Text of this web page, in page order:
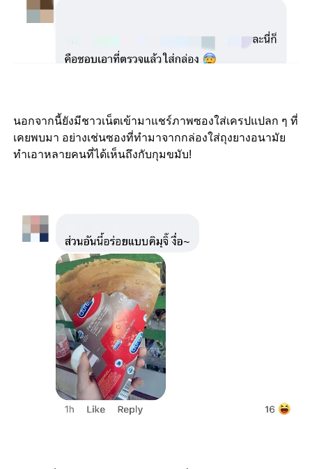
นอกจากนี้ยังมีชาวเน็ตเข้ามาแชร์ภาพซองใส่เครปแปลก ๆ ที่
เคยพบมา อย่างเช่นซองที่ทำมาจากกล่องใส่ถุงยางอนามัย
ทำเอาหลายคนที่ได้เห็นถึงกับกุมขมับ!